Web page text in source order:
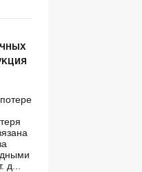
д...